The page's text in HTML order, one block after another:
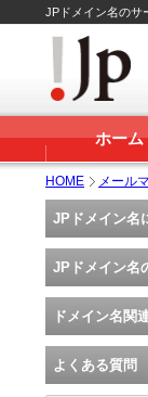
JPドメイン名のサ
ホーム
HOME メール
JPドメイン名
JPドメイン名
ドメイン名関
よくある質問